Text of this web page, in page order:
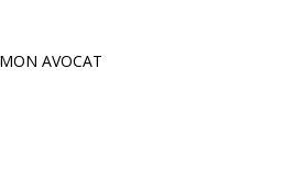
AVOCAT